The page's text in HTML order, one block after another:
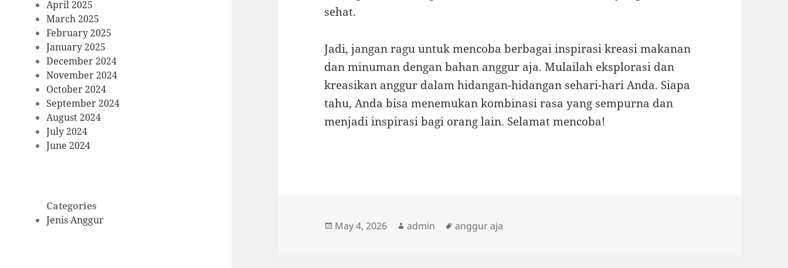
April 2025
March 2025
February 2025
January 2025
December 2024
November 2024
October 2024
September 2024
August 2024
July 2024
June 2024
Categories
Jenis Anggur
sehat.
Jadi, jangan ragu untuk mencoba berbagai inspirasi kreasi makanan
dan minuman dengan bahan anggur aja. Mulailah eksplorasi dan
kreasikan anggur dalam hidangan-hidangan sehari-hari Anda. Siapa
tahu, Anda bisa menemukan kombinasi rasa yang sempurna dan
menjadi inspirasi bagi orang lain. Selamat mencoba!
Posted
May 4, 2026 Author
admin Tags
anggur aja